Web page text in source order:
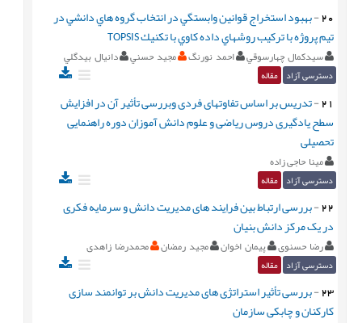
20
-بهبود استخراج قوانين وابستگي در انتخاب گروه هاي دانشي در
تيم پروژه با تركيب روشهاي داده كاوي با تكنيك TOPSIS
سيدكمال چهارسوقي احمد نورنگ مجيد حسني دانيال بيدگلي
دسترسی آزاد مقاله
21
-تدریس بر اساس تفاوتهای فردی وبررسی تأثیر آن در افزایش
سطح یادگیری دروس ریاضی و علوم دانش آموزان دوره راهنمایی
تحصیلی
مینا حاجی زاده
دسترسی آزاد مقاله
22
-بررسی ارتباط بین فراِیند های مدیریت دانش و سرمایه فکری
در یک مرکز دانش بنیان
رضا حسنوی پيمان اخوان مجید رمضان محمدرضا زاهدی
دسترسی آزاد مقاله
23
-بررسی تأثیر استراتژی های مدیریت دانش بر توانمند سازی
کارکنان و چابکی سازمان